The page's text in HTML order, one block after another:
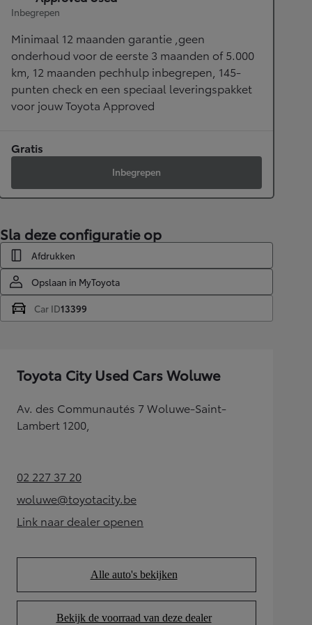
Inbegrepen
Minimaal 12 maanden garantie ,geen
onderhoud voor de eerste 3 maanden of 5.000
km, 12 maanden pechhulp inbegrepen, 145-
punten check en een speciaal leveringspakket
voor jouw Toyota Approved
Gratis
Inbegrepen
Sla deze configuratie op
Afdrukken
Opslaan in MyToyota
Car ID13399
Toyota City Used Cars Woluwe
Av. des Communautés 7 Woluwe-Saint-
Lambert 1200,
02 227 37 20(Opens in new tab)
woluwe@toyotacity.be
(Opens in new tab)
Link naar dealer openen
(Opens in new tab)
Alle auto's bekijken
(Opens in new tab)
Bekijk de voorraad van deze dealer